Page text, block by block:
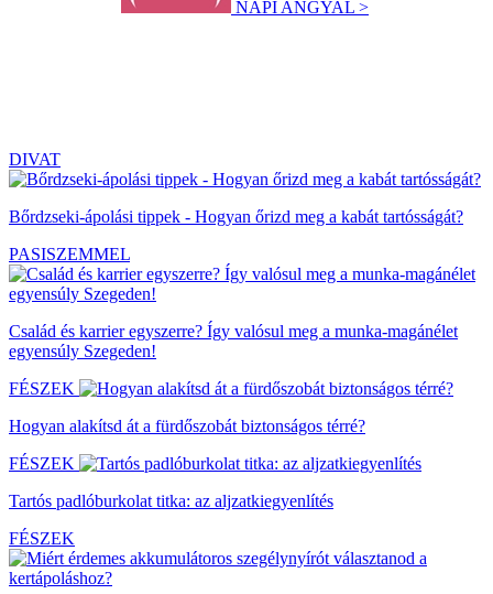
NAPI ANGYAL >
DIVAT
Bőrdzseki-ápolási tippek - Hogyan őrizd meg a kabát tartósságát?
PASISZEMMEL
Család és karrier egyszerre? Így valósul meg a munka-magánélet
egyensúly Szegeden!
FÉSZEK
Hogyan alakítsd át a fürdőszobát biztonságos térré?
FÉSZEK
Tartós padlóburkolat titka: az aljzatkiegyenlítés
FÉSZEK